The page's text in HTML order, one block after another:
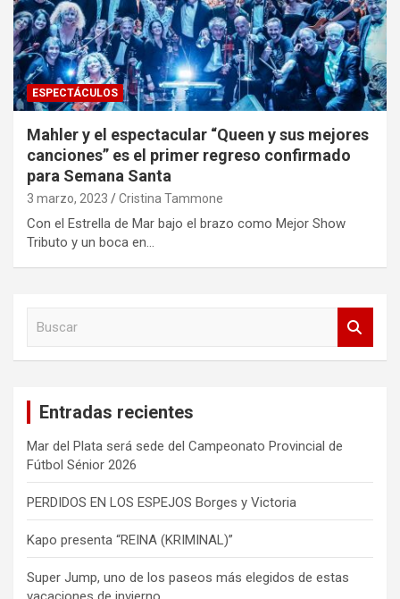
ESPECTÁCULOS
Mahler y el espectacular “Queen y sus mejores
canciones” es el primer regreso confirmado
para Semana Santa
3 marzo, 2023 Cristina Tammone
Con el Estrella de Mar bajo el brazo como Mejor Show
Tributo y un boca en…
Entradas recientes
Mar del Plata será sede del Campeonato Provincial de
Fútbol Sénior 2026
PERDIDOS EN LOS ESPEJOS Borges y Victoria
Kapo presenta “REINA (KRIMINAL)”
Super Jump, uno de los paseos más elegidos de estas